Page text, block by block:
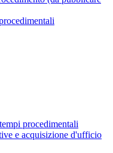
procedimentali
e acquisizione d'ufficio